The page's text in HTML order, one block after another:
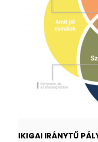
IKIGAI IRÁNYTŰ